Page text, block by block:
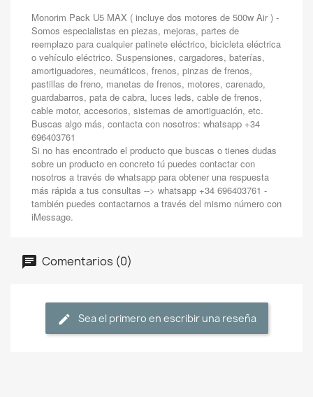
Monorim Pack U5 MAX ( incluye dos motores de 500w Air ) -
Somos especialistas en piezas, mejoras, partes de
reemplazo para cualquier patinete eléctrico, bicicleta eléctrica
o vehículo eléctrico. Suspensiones, cargadores, baterías,
amortiguadores, neumáticos, frenos, pinzas de frenos,
pastillas de freno, manetas de frenos, motores, carenado,
guardabarros, pata de cabra, luces leds, cable de frenos,
cable motor, accesorios, sistemas de amortiguación, etc.
Buscas algo más, contacta con nosotros: whatsapp +34
696403761
Si no has encontrado el producto que buscas o tienes dudas
sobre un producto en concreto tú puedes contactar con
nosotros a través de whatsapp para obtener una respuesta
más rápida a tus consultas --> whatsapp +34 696403761 -
también puedes contactarnos a través del mismo número con
iMessage.
Comentarios (0)
Sea el primero en escribir una reseña